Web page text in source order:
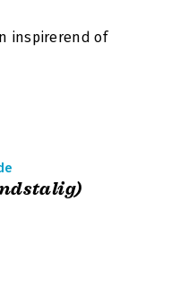
inspirerend of